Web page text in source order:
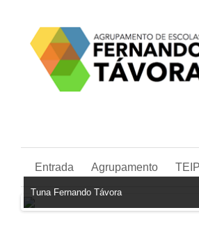
Entrada Agrupamento TEIP
Tuna Fernando Távora